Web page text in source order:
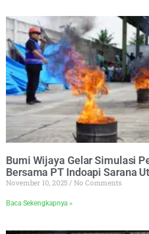
Bumi Wijaya Gelar Simulasi
Bersama PT Indoapi Sarana
November 10, 2025 No Comments
Baca Sekengkapnya »